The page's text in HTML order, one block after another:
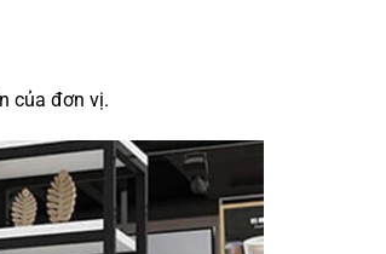
của đơn vị.